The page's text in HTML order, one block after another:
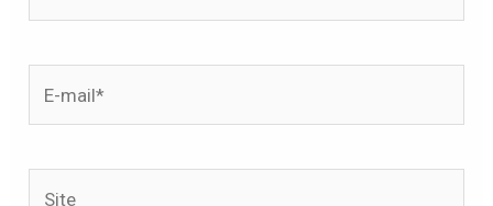
mail*